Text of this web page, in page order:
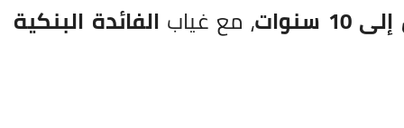
سنوات ، مع غياب الفائدة البنكية